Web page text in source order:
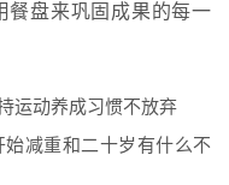
餐盘来巩固成果的每一
运动养成习惯不放弃
减重和二十岁有什么不